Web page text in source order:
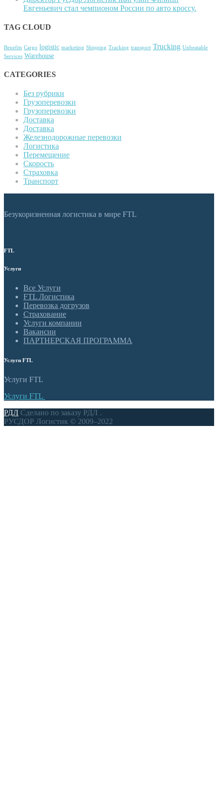
Евгеньевич стал чемпионом России по авто кроссу.
TAG CLOUD
Benefits Cargo logistic marketing Shipping Tracking transport Trucking Unbeatable
Services Warehouse
CATEGORIES
Без рубрики
Грузоперевозки
Грузоперевозки
Доставка
Доставка
Железнодорожные перевозки
Логистика
Перемещение
Скорость
Страховка
Транспорт
Безукоризненная логистика в мире FTL
FTL
Услуги
Все Услуги
FTL Логистика
Перевозка догрузов
Страхование
Услуги компании
Вакансии
ПАРТНЕРСКАЯ ПРОГРАММА
Услуги FTL
Услуги FTL
Услуги FTL
РДЛ Сделано по заказу РДЛ .
РУСДОР Логистик © 2009–2022